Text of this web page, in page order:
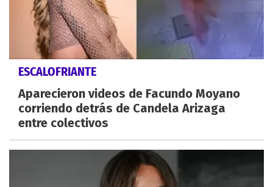
ESCALOFRIANTE
Aparecieron videos de Facundo Moyano
corriendo detrás de Candela Arizaga
entre colectivos